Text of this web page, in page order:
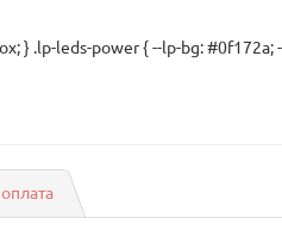
} .lp-leds-power { --lp-bg: